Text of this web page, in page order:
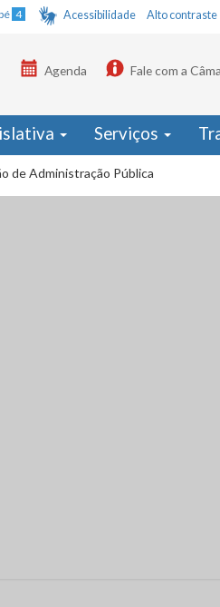
4 Acessibilidade Alto contraste
Agenda Fale com a
Serviços
de Administração Pública